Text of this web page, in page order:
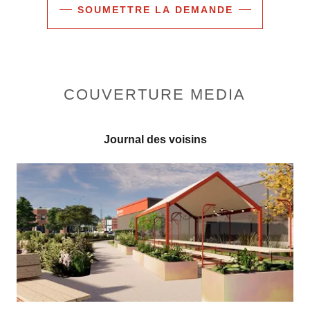
SOUMETTRE LA DEMANDE
COUVERTURE MEDIA
Journal des voisins